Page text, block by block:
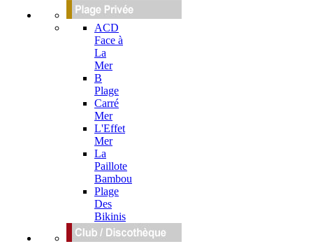
ACD
Face à
La
Mer
B
Plage
Carré
Mer
L'Effet
Mer
La
Paillote
Bambou
Plage
Des
Bikinis